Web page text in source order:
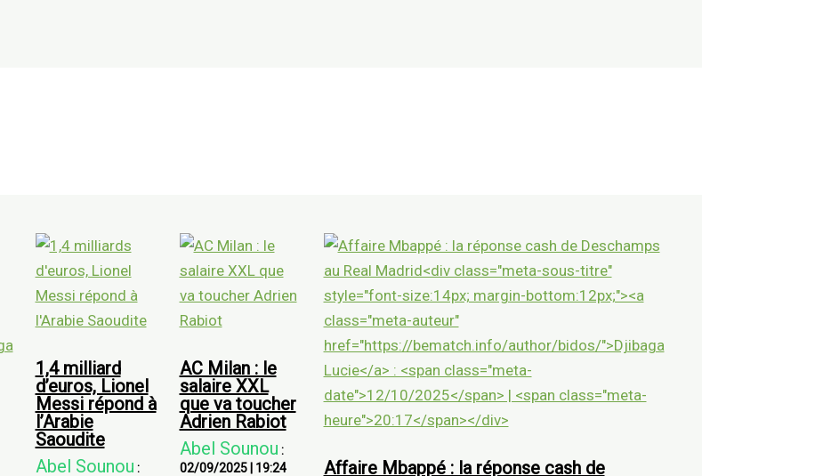
1,4 milliard
d’euros, Lionel
Messi répond à
l’Arabie
Saoudite
Abel Sounou :
AC Milan : le
salaire XXL
que va toucher
Adrien Rabiot
Abel Sounou :
02/09/2025| 19:24
Affaire Mbappé : la réponse cash de